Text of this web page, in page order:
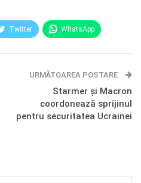
Twitter WhatsApp
URMĂTOAREA POSTARE
Starmer și Macron
coordonează sprijinul
pentru securitatea Ucrainei